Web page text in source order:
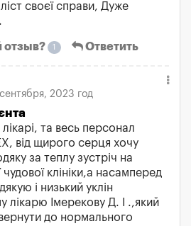
своєї справи, Дуже
отзыв? 1 Ответить
2023 год
та весь персонал
від щирого серця хочу
за теплу зустріч на
клініки,а насамперед
і низький уклін
лікарю Імерекову Д. І .,який
до нормального